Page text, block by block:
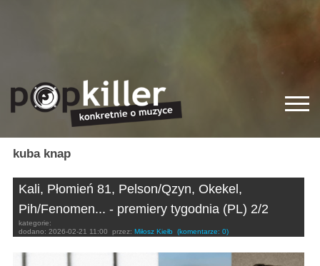
kuba knap
Kali, Płomień 81, Pelson/Qzyn, Okekel,
Pih/Fenomen... - premiery tygodnia (PL) 2/2
kategorie:
dodano: 2026-02-21 11:00 przez: Miłosz Kiełb (komentarze: 0)